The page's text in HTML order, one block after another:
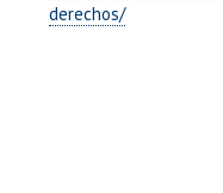
derechos/